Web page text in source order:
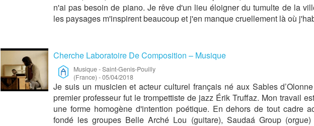
n'ai pas besoin de piano. Je rêve d'un lieu éloigner du tumulte de la
les paysages m'inspirent beaucoup et j'en manque cruellement là où
Cherche Laboratoire De Composition – Musique
Musique-Saint-Genis-Pouilly
(France) -05/04/2018
Je suis un musicien et acteur culturel français né aux Sables
premier professeur fut le trompettiste de jazz Érik Truffaz. Mon travail
une forme homogène d'intention poétique. En dehors de tout cadre
fondé les groupes Belle Arché Lou (guitare), Saudaá Group